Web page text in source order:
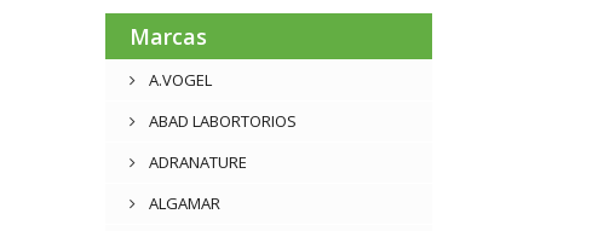
Marcas
A.VOGEL
ABAD LABORTORIOS
ADRANATURE
ALGAMAR